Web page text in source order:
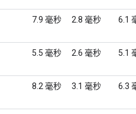
7.9 毫秒 2.8 毫秒 6.1
5.5 毫秒 2.6 毫秒 5.1
8.2 毫秒 3.1 毫秒 6.3